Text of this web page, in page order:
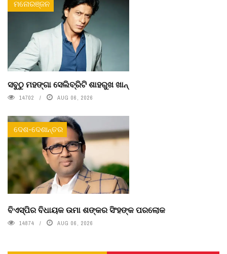
ମନୋରଞ୍ଜନ
ସବୁଠୁ ମହଙ୍ଗା ସେଲିବ୍ରିଟି ଶାହରୁଖ ଖାନ୍
14702 AUG 06, 2026
ଦେଶ-ଦେଶାନ୍ତର
ବିଏସ୍‌ପିର ବିଧାୟକ ଉମା ଶଙ୍କର ସିଂହଙ୍କ ପରଲୋକ
14874 AUG 06, 2026